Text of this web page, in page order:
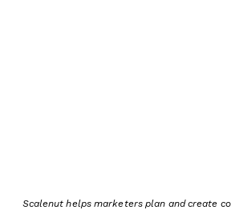
Scalenut helps marketers plan and create